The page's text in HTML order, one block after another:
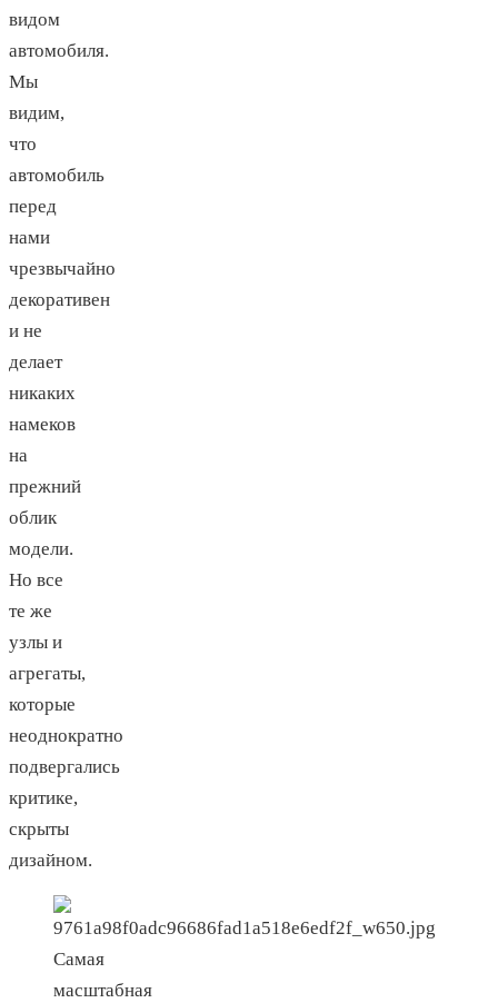
видом
автомобиля.
Мы
видим,
что
автомобиль
перед
нами
чрезвычайно
декоративен
и не
делает
никаких
намеков
на
прежний
облик
модели.
Но все
те же
узлы и
агрегаты,
которые
неоднократно
подвергались
критике,
скрыты
дизайном.
Самая
масштабная